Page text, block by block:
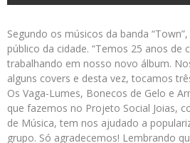
Segundo os músicos da banda
público da cidade. “Temos 25 anos de
trabalhando em nosso novo álbum.
alguns covers e desta vez, tocamos
Os Vaga-Lumes, Bonecos de Gelo e
que fazemos no Projeto Social Joias,
de Música, tem nos ajudado a
grupo. Só agradecemos! Lembrando